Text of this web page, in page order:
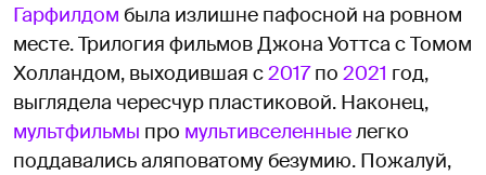
Гарфилдом была излишне пафосной на ровном
месте. Трилогия фильмов Джона Уоттса с Томом
Холландом, выходившая с2017по 2021 год,
выглядела чересчур пластиковой. Наконец,
мультфильмы про мультивселенныелегко
поддавались аляповатому безумию. Пожалуй,